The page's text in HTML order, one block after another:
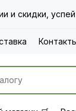
и скидки,